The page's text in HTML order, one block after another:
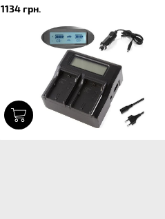
1134 грн.